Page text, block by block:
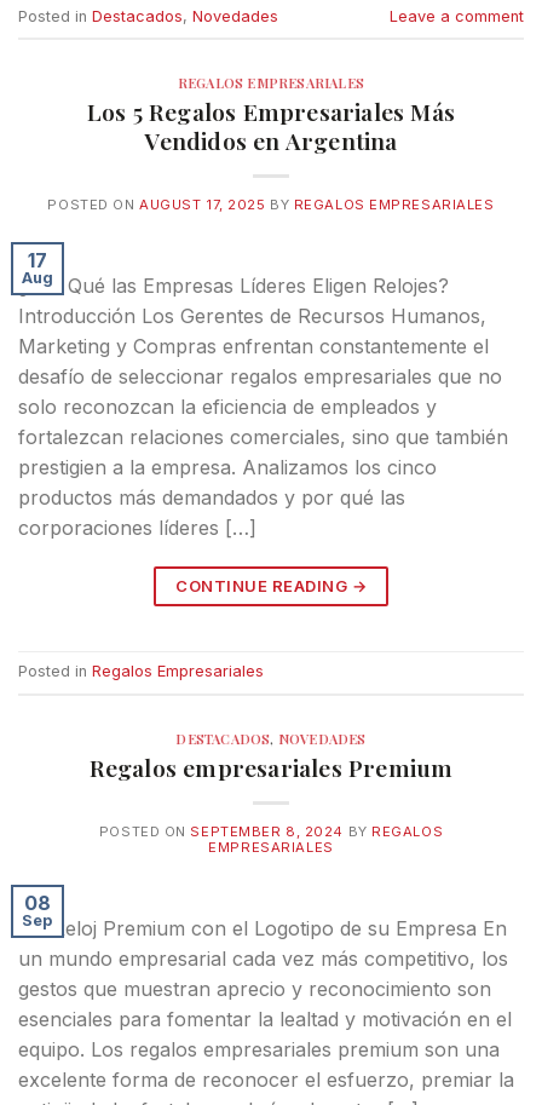
Posted in Destacados, Novedades Leave a comment
REGALOS EMPRESARIALES
Los 5 Regalos Empresariales Más
Vendidos en Argentina
POSTED ONAUGUST 17, 2025 BY REGALOS EMPRESARIALES
17
Aug
¿Por Qué las Empresas Líderes Eligen Relojes?
Introducción Los Gerentes de Recursos Humanos,
Marketing y Compras enfrentan constantemente el
desafío de seleccionar regalos empresariales que no
solo reconozcan la eficiencia de empleados y
fortalezcan relaciones comerciales, sino que también
prestigien a la empresa. Analizamos los cinco
productos más demandados y por qué las
corporaciones líderes […]
CONTINUE READING →
Posted in Regalos Empresariales
DESTACADOS, NOVEDADES
Regalos empresariales Premium
POSTED ON SEPTEMBER 8, 2024 BY REGALOS
EMPRESARIALES
08
Sep
Un Reloj Premium con el Logotipo de su Empresa En
un mundo empresarial cada vez más competitivo, los
gestos que muestran aprecio y reconocimiento son
esenciales para fomentar la lealtad y motivación en el
equipo. Los regalos empresariales premium son una
excelente forma de reconocer el esfuerzo, premiar la